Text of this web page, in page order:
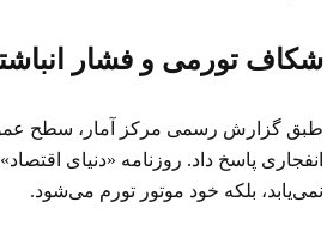
شکاف تورمی و فشار
انفجاری پاسخ داد. روزنامه «دنیای
نمی‌یابد، بلکه خود موتور تورم می‌شود.